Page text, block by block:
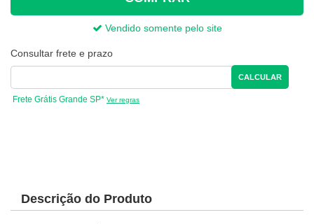
Vendido somente pelo site
Consultar frete e prazo
CALCULAR
Frete Grátis Grande SP* Ver regras
Descrição do Produto